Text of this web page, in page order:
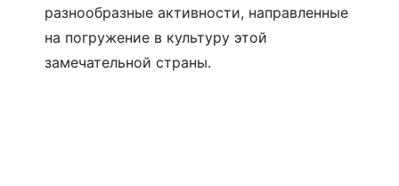
разнообразные активности, направленные
на погружение в культуру этой
замечательной страны.